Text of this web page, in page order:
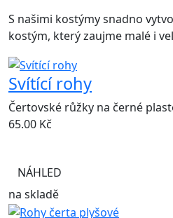
S našimi kostýmy snadno
kostým, který zaujme malé i
Svítící rohy
Čertovské růžky na černé
65.00 Kč
NÁHLED
na skladě